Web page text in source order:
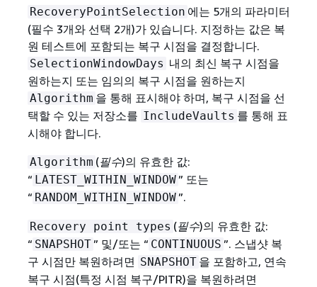
RecoveryPointSelection 에는 5개의 파라미터
(필수 3개와 선택 2개)가 있습니다. 지정하는 값은 복
원 테스트에 포함되는 복구 시점을 결정합니다.
SelectionWindowDays 내의 최신 복구 시점을
원하는지 또는 임의의 복구 시점을 원하는지
Algorithm 을 통해 표시해야 하며, 복구 시점을 선
택할 수 있는 저장소를 IncludeVaults 를 통해 표
시해야 합니다.
Algorithm (필수)의 유효한 값:
“ LATEST_WITHIN_WINDOW” 또는
“ RANDOM_WITHIN_WINDOW”.
Recovery point types (필수)의 유효한 값:
“ SNAPSHOT” 및/또는 “ CONTINUOUS ”. 스냅샷 복
구 시점만 복원하려면 SNAPSHOT 을 포함하고, 연속
복구 시점(특정 시점 복구/PITR)을 복원하려면